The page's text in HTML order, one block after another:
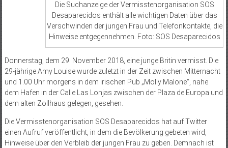
Die Suchanzeige der Vermisstenorganisation SOS
Desaparecidos enthält alle wichtigen Daten über das
Verschwinden der jungen Frau und Telefonkontakte, die
Hinweise entgegennehmen. Foto: SOS Desaparecidos
Donnerstag, dem 29. November 2018, eine junge Britin vermisst. Die
29-jährige Amy Louise wurde zuletzt in der Zeit zwischen Mitternacht
und 1.00 Uhr morgens in dem irischen Pub „Molly Malone“, nahe
dem Hafen in der Calle Las Lonjas zwischen der Plaza de Europa und
dem alten Zollhaus gelegen, gesehen.
Die Vermisstenorganisation SOS Desaparecidos hat auf Twitter
einen Aufruf veröffentlicht, in dem die Bevölkerung gebeten wird,
Hinweise über den Verbleib der jungen Frau zu geben. Demnach ist